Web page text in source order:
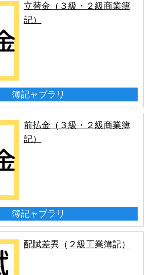
立替金（３級・２級商業簿
記）
簿記ャブラリ
前払金（３級・２級商業簿
記）
簿記ャブラリ
配賦差異（２級工業簿記）